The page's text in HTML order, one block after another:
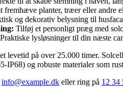
fremhæve planter, træer eller andre
og dekorativ belysning til
Tilføj et personligt præg med
Praktiske lysløsninger til din næste
levetid på over 25.000 timer.
IP68) og robuste materialer som
info@example.dk eller ring på 12 34